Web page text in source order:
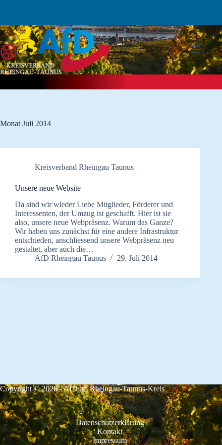
Monat Juli 2014
Kreisverband Rheingau Taunus
Unsere neue Website
Da sind wir wieder Liebe Mitglieder, Förderer und
Interessenten, der Umzug ist geschafft. Hier ist sie
also, unsere neue Webpräsenz. Warum das Ganze?
Wir haben uns zunächst für eine andere Infrastruktur
entschieden, anschliessend unsere Webpräsenz neu
gestaltet, aber auch die…
AfD Rheingau Taunus
29. Juli 2014
Copyright © 2026 - AfD im Rheingau-Taunus-Kreis
Datenschutzerklärung
Kontakt
Impressum